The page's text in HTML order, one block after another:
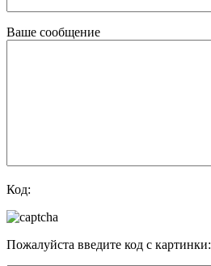
Ваше сообщение
Код:
Пожалуйста введите код с картинки: